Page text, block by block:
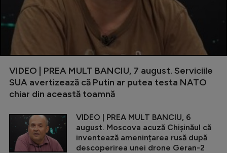
VIDEO | PREA MULT BANCIU, 7 august. Serviciile
SUA avertizează că Putin ar putea testa NATO
chiar din această toamnă
VIDEO | PREA MULT BANCIU, 6
august. Moscova acuză Chișinăul că
inventează amenințarea rusă după
descoperirea unei drone Geran-2